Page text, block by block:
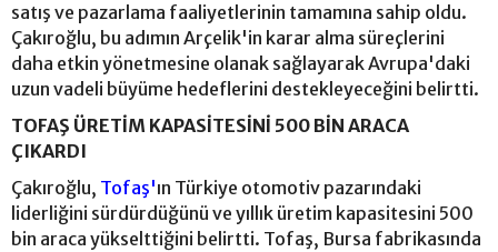
satış ve pazarlama faaliyetlerinin tamamına sahip oldu.
Çakıroğlu, bu adımın Arçelik'in karar alma süreçlerini
daha etkin yönetmesine olanak sağlayarak Avrupa'daki
uzun vadeli büyüme hedeflerini destekleyeceğini belirtti.
TOFAŞ ÜRETİM KAPASİTESİNİ 500 BİN ARACA
ÇIKARDI
Çakıroğlu, Tofaş'ın Türkiye otomotiv pazarındaki
liderliğini sürdürdüğünü ve yıllık üretim kapasitesini 500
bin araca yükselttiğini belirtti. Tofaş, Bursa fabrikasında